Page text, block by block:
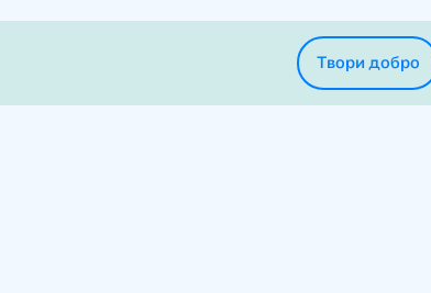
Твори добро